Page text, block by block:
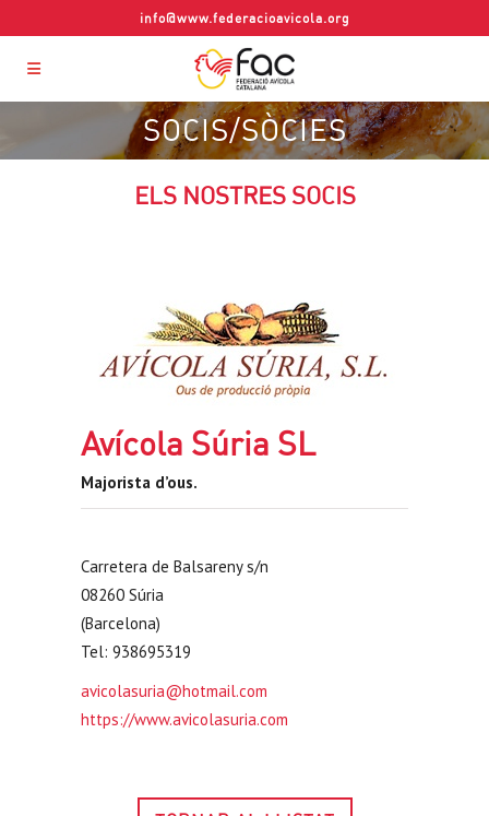
info@www.federacioavicola.org
SOCIS/SÒCIES
ELS NOSTRES SOCIS
Avícola Súria SL
Majorista d’ous.
Carretera de Balsareny s/n
08260 Súria
(Barcelona)
Tel: 938695319
avicolasuria@hotmail.com
https://www.avicolasuria.com